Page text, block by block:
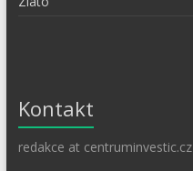
Kontakt
redakce at centruminvestic.cz